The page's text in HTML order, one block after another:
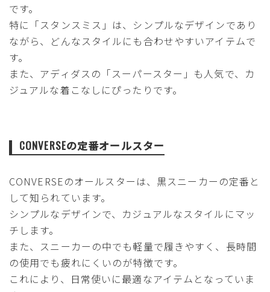
です。
特に「スタンスミス」は、シンプルなデザインであり
ながら、どんなスタイルにも合わせやすいアイテムで
す。
また、アディダスの「スーパースター」も人気で、カ
ジュアルな着こなしにぴったりです。
CONVERSEの定番オールスター
CONVERSEのオールスターは、黒スニーカーの定番と
して知られています。
シンプルなデザインで、カジュアルなスタイルにマッ
チします。
また、スニーカーの中でも軽量で履きやすく、長時間
の使用でも疲れにくいのが特徴です。
これにより、日常使いに最適なアイテムとなっていま